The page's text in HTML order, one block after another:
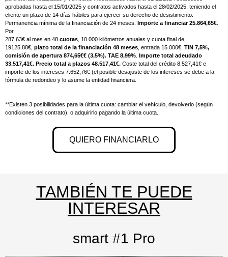
aprobadas hasta el 15/01/2025 y contratos activados hasta el 28/02/2025, teniendo el
cliente un plazo de 14 días hábiles para ejercer su derecho de desistimiento.
Permanencia mínima de la financiación de 24 meses.
Importe a financiar 25.864,65€
Por
287.63€ al mes en 48 cuotas , 10.000 kilómetros anuales y cuota final de
19125.88€, plazo total de la financiación 48 meses , entrada 15.000€, TIN 7,5%,
comisión de apertura 874,65€€ (3,5%). TAE 8,99%
Importe total adeudado
33.517,41€. Precio total a plazos 48.517,41€. Coste total del crédito 8.527,41€ e
importe de los intereses 7.652,76€ (el posible desajuste de los intereses se debe a la
fórmula de redondeo y lo asume la entidad financiera.
**Existen 3 posibilidades para la última cuota: cambiar el vehículo, devolverlo (según
condiciones del contrato), o adquirirlo pagando la última cuota.
QUIERO FINANCIARLO
TAMBIÉN TE PUEDE
INTERESAR
smart #1 Pro